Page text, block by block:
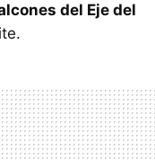
del Eje del